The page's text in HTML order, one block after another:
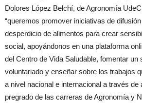
Dolores López Belchí, de Agronomía
“queremos promover iniciativas de
desperdicio de alimentos para crear
social, apoyándonos en una plataforma
del Centro de Vida Saludable, fomentar un
voluntariado y enseñar sobre los trabajos
a nivel nacional e internacional a través de
pregrado de las carreras de Agronomía y